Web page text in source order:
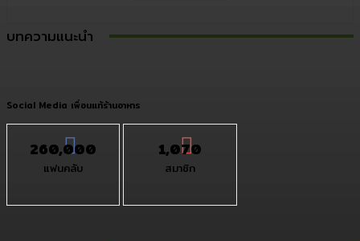
บทความแนะนำ
Social Media เพื่อนแท้ร้านอาหาร
260,000
แฟนคลับ
1,070
สมาชิก